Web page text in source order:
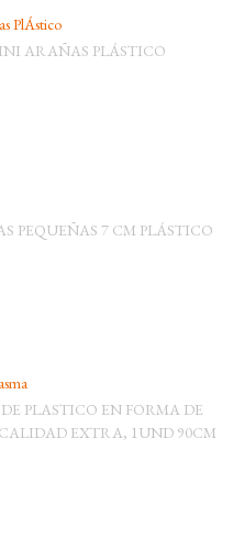
PlÁstico
ARAÑAS PLÁSTICO
PEQUEÑAS 7 CM PLÁSTICO
PLASTICO EN FORMA DE
EXTRA, 1UND 90CM